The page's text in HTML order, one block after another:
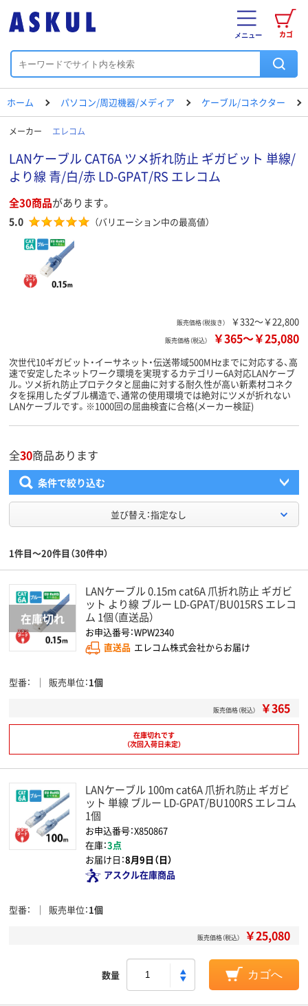
カゴ
メニュー
ホーム パソコン/周辺機器/メディア ケーブル/コネクター
メーカー エレコム
LANケーブル CAT6A ツメ折れ防止 ギガビット 単線/
より線 青/白/赤 LD-GPAT/RS エレコム
全30商品があります。
5.0 （バリエーション中の最高値）
販売価格（税抜き） ￥332～￥22,800
販売価格（税込） ￥365～￥25,080
次世代10ギガビット・イーサネット・伝送帯域500MHzまでに対応する、高
速で安定したネットワーク環境を実現するカテゴリー6A対応LANケーブ
ル。ツメ折れ防止プロテクタと屈曲に対する耐久性が高い新素材コネク
タを採用したダブル構造で、通常の使用環境では絶対にツメが折れない
LANケーブルです。※1000回の屈曲検査に合格(メーカー検証)
全30商品あります
条件で絞り込む
並び替え：指定なし
1件目～20件目（30件中）
LANケーブル 0.15m cat6A 爪折れ防止 ギガビ
ット より線 ブルー LD-GPAT/BU015RS エレコ
ム 1個（直送品）
お申込番号：WPW2340
直送品 エレコム株式会社からお届け
型番 販売単位 1個
販売価格（税込） ￥365
在庫切れです
（次回入荷日未定）
LANケーブル 100m cat6A 爪折れ防止 ギガビ
ット 単線 ブルー LD-GPAT/BU100RS エレコム
1個
お申込番号：X850867
在庫：3点
お届け日：8月9日（日）
アスクル在庫商品
型番 販売単位 1個
販売価格（税込） ￥25,080
数量 カゴへ